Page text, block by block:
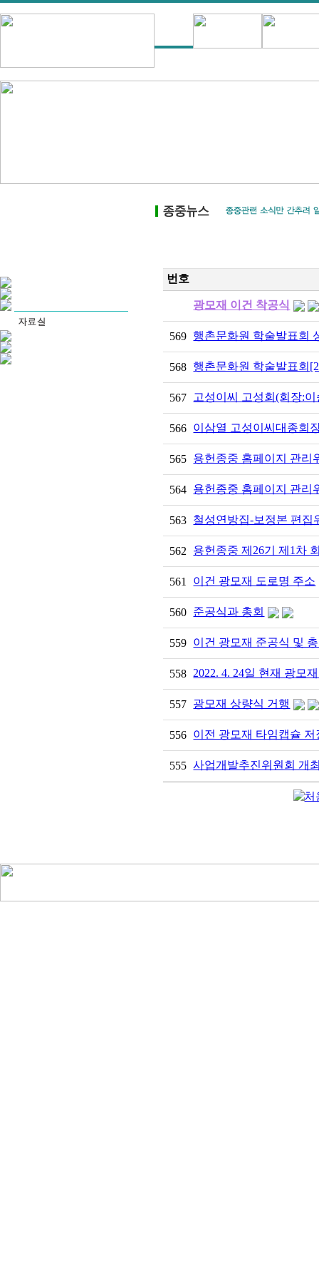
번호
광모재 이건 착공식
569 행촌문화원 학술발표회
568 행촌문화원 학술발표회
567 고성이씨 고성회(회장:
566 이삼열 고성이씨대종회
565 용헌종중 홈페이지 관리
564 용헌종중 홈페이지 관리
563 철성연방집-보정본 편집
562 용헌종중 제26기 제1차
561 이건 광모재 도로명 주소
560 준공식과 총회
559 이건 광모재 준공식 및
558 2022. 4. 24일 현재 광모
557 광모재 상량식 거행
556 이전 광모재 타임캡슐
555 사업개발추진위원회 개